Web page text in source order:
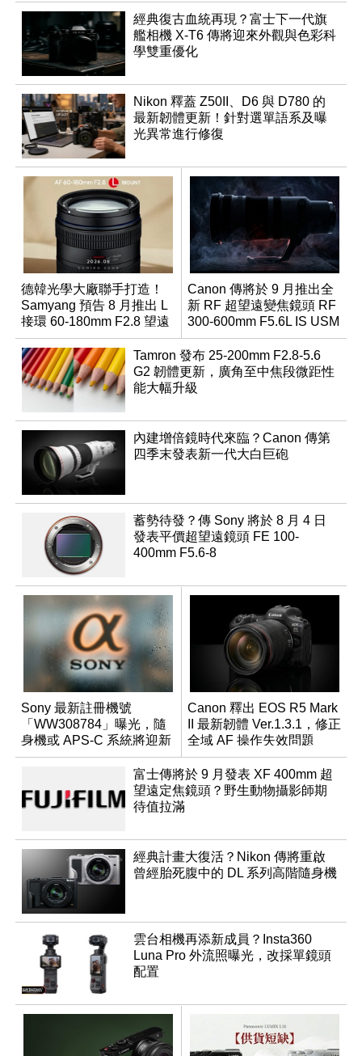
經典復古血統再現？富士下一代旗
艦相機 X-T6 傳將迎來外觀與色彩科
學雙重優化
Nikon 釋蓋 Z50II、D6 與 D780 的
最新韌體更新！針對選單語系及曝
光異常進行修復
德韓光學大廠聯手打造！
Samyang 預告 8 月推出 L
接環 60-180mm F2.8 望遠
變焦鏡
Canon 傳將於 9 月推出全
新 RF 超望遠變焦鏡頭 RF
300-600mm F5.6L IS USM
Tamron 發布 25-200mm F2.8-5.6
G2 韌體更新，廣角至中焦段微距性
能大幅升級
內建增倍鏡時代來臨？Canon 傳第
四季末發表新一代大白巨砲
蓄勢待發？傳 Sony 將於 8 月 4 日
發表平價超望遠鏡頭 FE 100-
400mm F5.6-8
Sony 最新註冊機號
「WW308784」曝光，隨
身機或 APS-C 系統將迎新
成員？
Canon 釋出 EOS R5 Mark
II 最新韌體 Ver.1.3.1，修正
全域 AF 操作失效問題
富士傳將於 9 月發表 XF 400mm 超
望遠定焦鏡頭？野生動物攝影師期
待值拉滿
經典計畫大復活？Nikon 傳將重啟
曾經胎死腹中的 DL 系列高階隨身機
雲台相機再添新成員？Insta360
Luna Pro 外流照曝光，改採單鏡頭
配置